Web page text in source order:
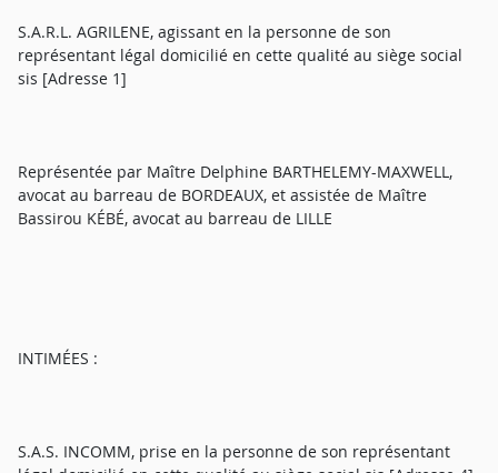
S.A.R.L. AGRILENE, agissant en la personne de son
représentant légal domicilié en cette qualité au siège social
sis [Adresse 1]
Représentée par Maître Delphine BARTHELEMY-MAXWELL,
avocat au barreau de BORDEAUX, et assistée de Maître
Bassirou KÉBÉ, avocat au barreau de LILLE
INTIMÉES :
S.A.S. INCOMM, prise en la personne de son représentant